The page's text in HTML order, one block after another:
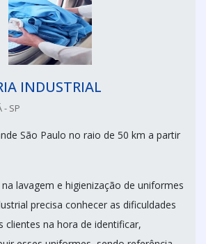
INDUSTRIAL
- SP
São Paulo no raio de 50 km a partir
lavagem e higienização de uniformes
precisa conhecer as dificuldades
clientes na hora de identificar,